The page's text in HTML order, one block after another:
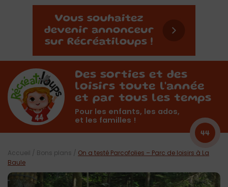
Des sorties et des
loisirs toute l'année
et par tous les temps
Pour les enfants, les ados,
et les familles !
44
Accueil / Bons plans / On a testé Parcofolies – Parc de loisirs à La
Baule